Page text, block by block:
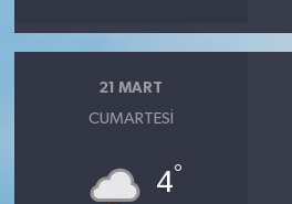
21 MART
CUMARTESI
4°